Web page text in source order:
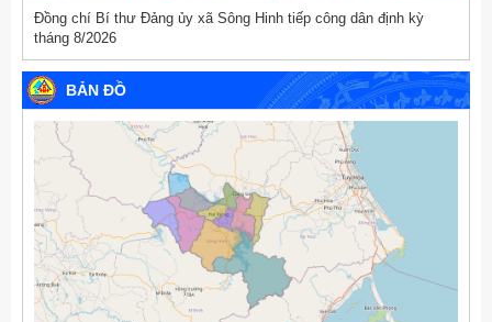
Đồng chí Bí thư Đảng ủy xã Sông Hinh tiếp công dân định kỳ
tháng 8/2026
BẢN ĐỒ